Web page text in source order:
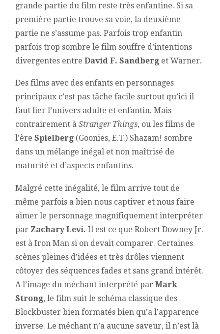
grande partie du film reste très enfantine. Si sa
première partie trouve sa voie, la deuxième
partie ne s’assume pas. Parfois trop enfantin
parfois trop sombre le film souffre d’intentions
divergentes entreDavid F. Sandberg et Warner.
Des films avec des enfants en personnages
principaux c’est pas tâche facile surtout qu’ici il
faut lier l’univers adulte et enfantin. Mais
contrairement àStranger Things, ou les films de
l’èreSpielberg (Goonies, E.T.) Shazam! sombre
dans un mélange inégal et non maîtrisé de
maturité et d’aspects enfantins.
Malgré cette inégalité, le film arrive tout de
même parfois a bien nous captiver et nous faire
aimer le personnage magnifiquement interpréter
par Zachary Levi. Il est ce que Robert Downey Jr.
est à Iron Man si on devait comparer. Certaines
scènes pleines d’idées et très drôles viennent
côtoyer des séquences fades et sans grand intérêt.
A l’image du méchant interprété parMark
Strong, le film suit le schéma classique des
Blockbuster bien formatés bien qu’a l’apparence
inverse. Le méchant n’a aucune saveur, il n’est là